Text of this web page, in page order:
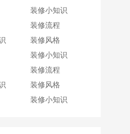
成都 王先生抢到一个名额
成都 周女士抢到一个名额
成都 孙先生抢到一个名额
成都 李女士抢到一个名额
成都 王女士抢到一个名额
成都 廖女士抢到一个名额
成都 王先生抢到一个名额
装修小知识
装修流程
装修风格
装修小知识
装修流程
装修风格
装修小知识